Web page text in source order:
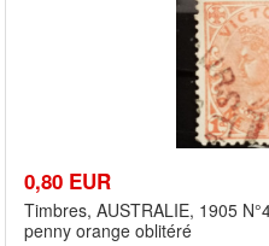
0,80 EUR
Timbres, AUSTRALIE, 1905
penny orange oblitéré